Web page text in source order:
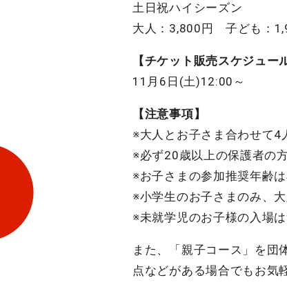
土日祝ハイシーズン
大人：3,800円 子ども：
【チケット販売スケジュー
11月6日(土)12:00～
【注意事項】
※大人とお子さま合わせて4
※必ず20歳以上の保護者の
※お子さまの参加推奨年齢
※小学生のお子さまのみ、
※未就学児のお子様の入場
また、「親子コース」を団
点などがある場合でもお気